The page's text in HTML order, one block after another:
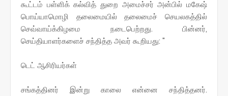
கூட்டம் பள்ளிக் கல்வித் துறை அமைச்சர் அன்பில் மகேஷ்
பொய்யாமொழி தலைமையில் தலைமைச் செயலகத்தில்
செவ்வாய்க்கிழமை நடைபெற்றது. பின்னர்,
செய்தியாளர்களைச் சந்தித்த அவர் கூறியது: "
டெட் ஆசிரியர்கள்
சங்கத்தினர் இன்று காலை என்னை சந்தித்தனர்.